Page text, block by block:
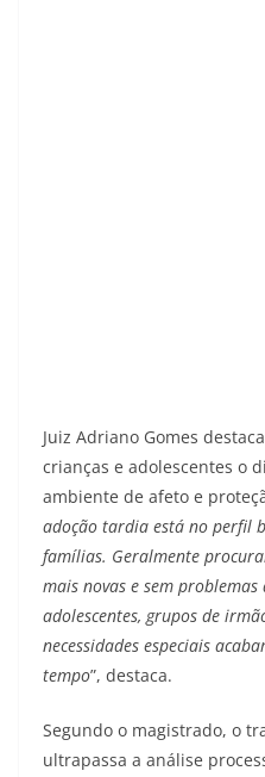
Juiz Adriano Gomes
crianças e adolescentes o
ambiente de afeto e
adoção tardia está no perfil
famílias. Geralmente
mais novas e sem problemas
adolescentes, grupos de
necessidades especiais
tempo”, destaca.
Segundo o magistrado, o
ultrapassa a análise